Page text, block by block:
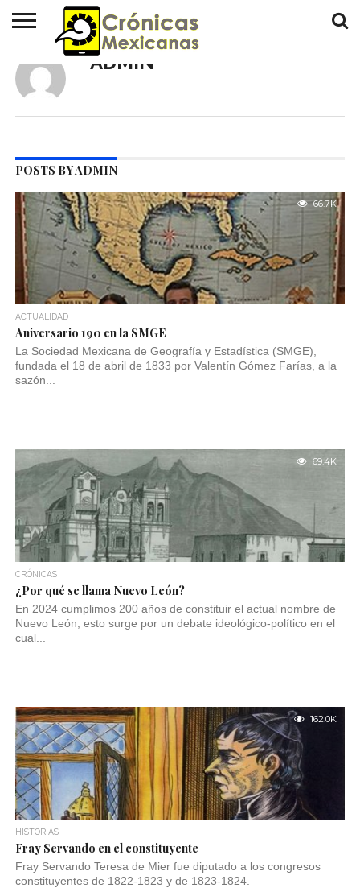
INICIO
HISTORIAS
ACTUALIDAD
REVISTA
CRÓNICAS
CONTÁCTANOSADMIN
POSTS BY ADMIN
66.7K
ACTUALIDAD
Aniversario 190 en la SMGE
La Sociedad Mexicana de Geografía y Estadística (SMGE),
fundada el 18 de abril de 1833 por Valentín Gómez Farías, a la
sazón...
69.4K
CRÓNICAS
¿Por qué se llama Nuevo León?
En 2024 cumplimos 200 años de constituir el actual nombre de
Nuevo León, esto surge por un debate ideológico-político en el
cual...
162.0K
HISTORIAS
Fray Servando en el constituyente
Fray Servando Teresa de Mier fue diputado a los congresos
constituyentes de 1822-1823 y de 1823-1824.